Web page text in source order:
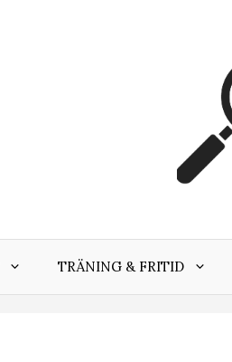
TRÄNING & FRITID